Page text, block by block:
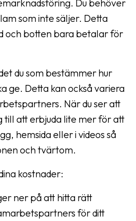
Du behöver
som inte säljer. Detta
och botten bara betalar för
du som bestämmer hur
ge. Detta kan också variera
När du ser att
till att erbjuda lite mer för att
hemsida eller i videos så
och tvärtom.
kostnader:
ner på att hitta rätt
för ditt